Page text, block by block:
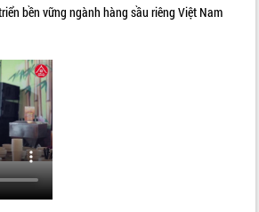
bền vững ngành hàng sầu riêng Việt Nam